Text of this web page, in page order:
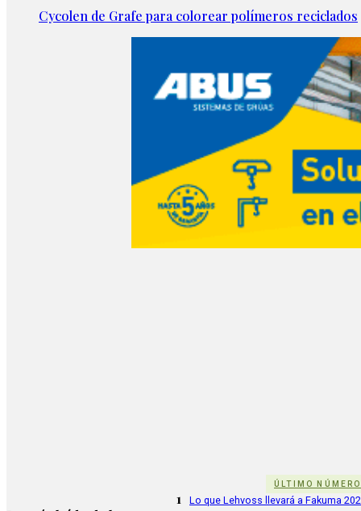
Cycolen de Grafe para colorear polímeros reciclados
ÚLTIMO NÚMERO
1 Lo que Lehvoss llevará a Fakuma